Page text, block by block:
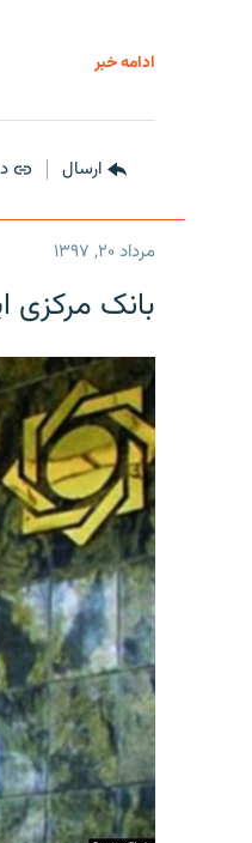
ادامه خبر
ارسال
مرداد ۲۰, ۱۳۹۷
بانک مرکزی ایران گم شدن